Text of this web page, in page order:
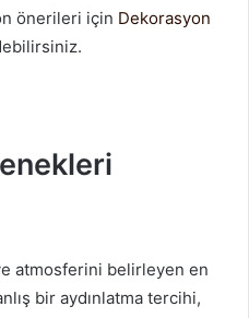
önerileri için Dekorasyon
atmosferini belirleyen en
bir aydınlatma tercihi,